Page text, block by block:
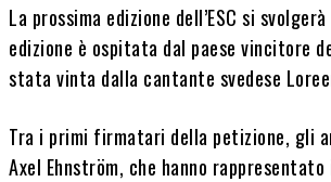
La prossima edizione dell’ESC si
edizione è ospitata dal paese vincitore
stata vinta dalla cantante svedese
Tra i primi firmatari della petizione, gli
Axel Ehnström, che hanno